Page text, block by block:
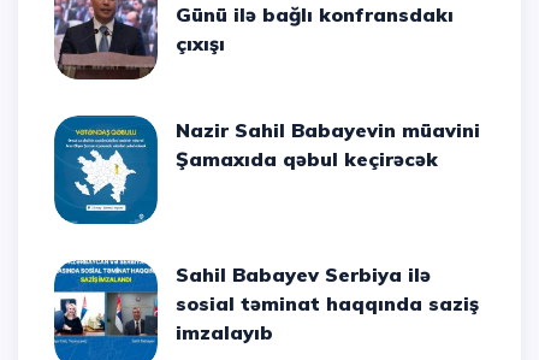
Günü ilə bağlı konfransdakı
çıxışı
Nazir Sahil Babayevin müavini
Şamaxıda qəbul keçirəcək
Sahil Babayev Serbiya ilə
sosial təminat haqqında saziş
imzalayıb